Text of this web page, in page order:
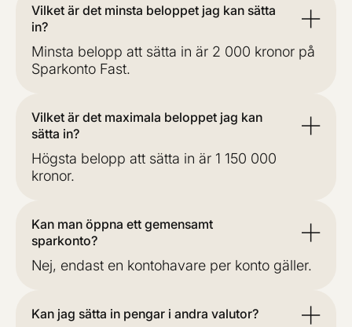
Vilket är det minsta beloppet jag kan sätta
in?
Minsta belopp att sätta in är 2 000 kronor på
Sparkonto Fast.
Vilket är det maximala beloppet jag kan
sätta in?
Högsta belopp att sätta in är 1 150 000
kronor.
Kan man öppna ett gemensamt
sparkonto?
Nej, endast en kontohavare per konto gäller.
Kan jag sätta in pengar i andra valutor?